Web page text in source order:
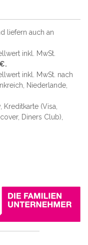
liefern auch an
inkl. MwSt.
inkl. MwSt. nach
Niederlande,
Kreditkarte (Visa,
Diners Club),